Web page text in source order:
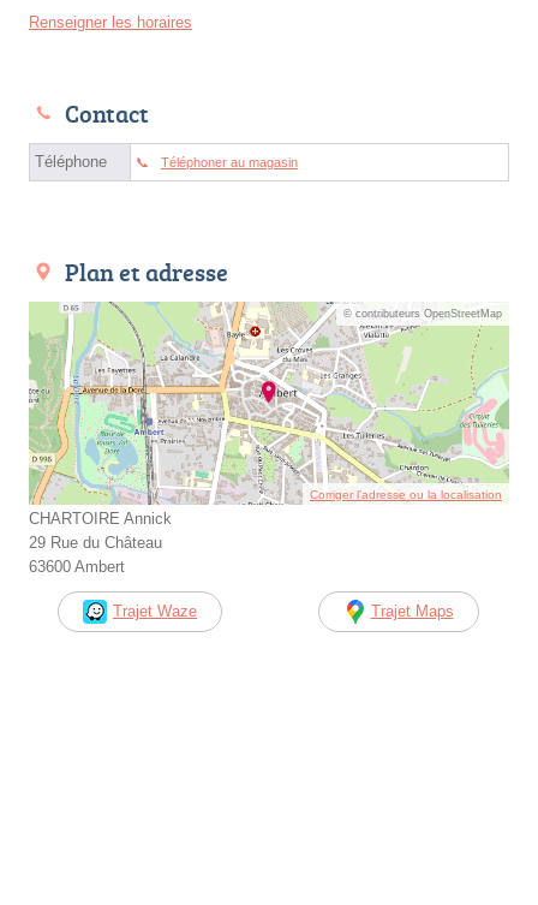
Renseigner les horaires
Contact
Téléphone Téléphoner au magasin
Plan et adresse
© contributeurs OpenStreetMap
Corriger l’adresse ou la localisation
CHARTOIRE Annick
29 Rue du Château
63600 Ambert
Trajet Waze Trajet Maps